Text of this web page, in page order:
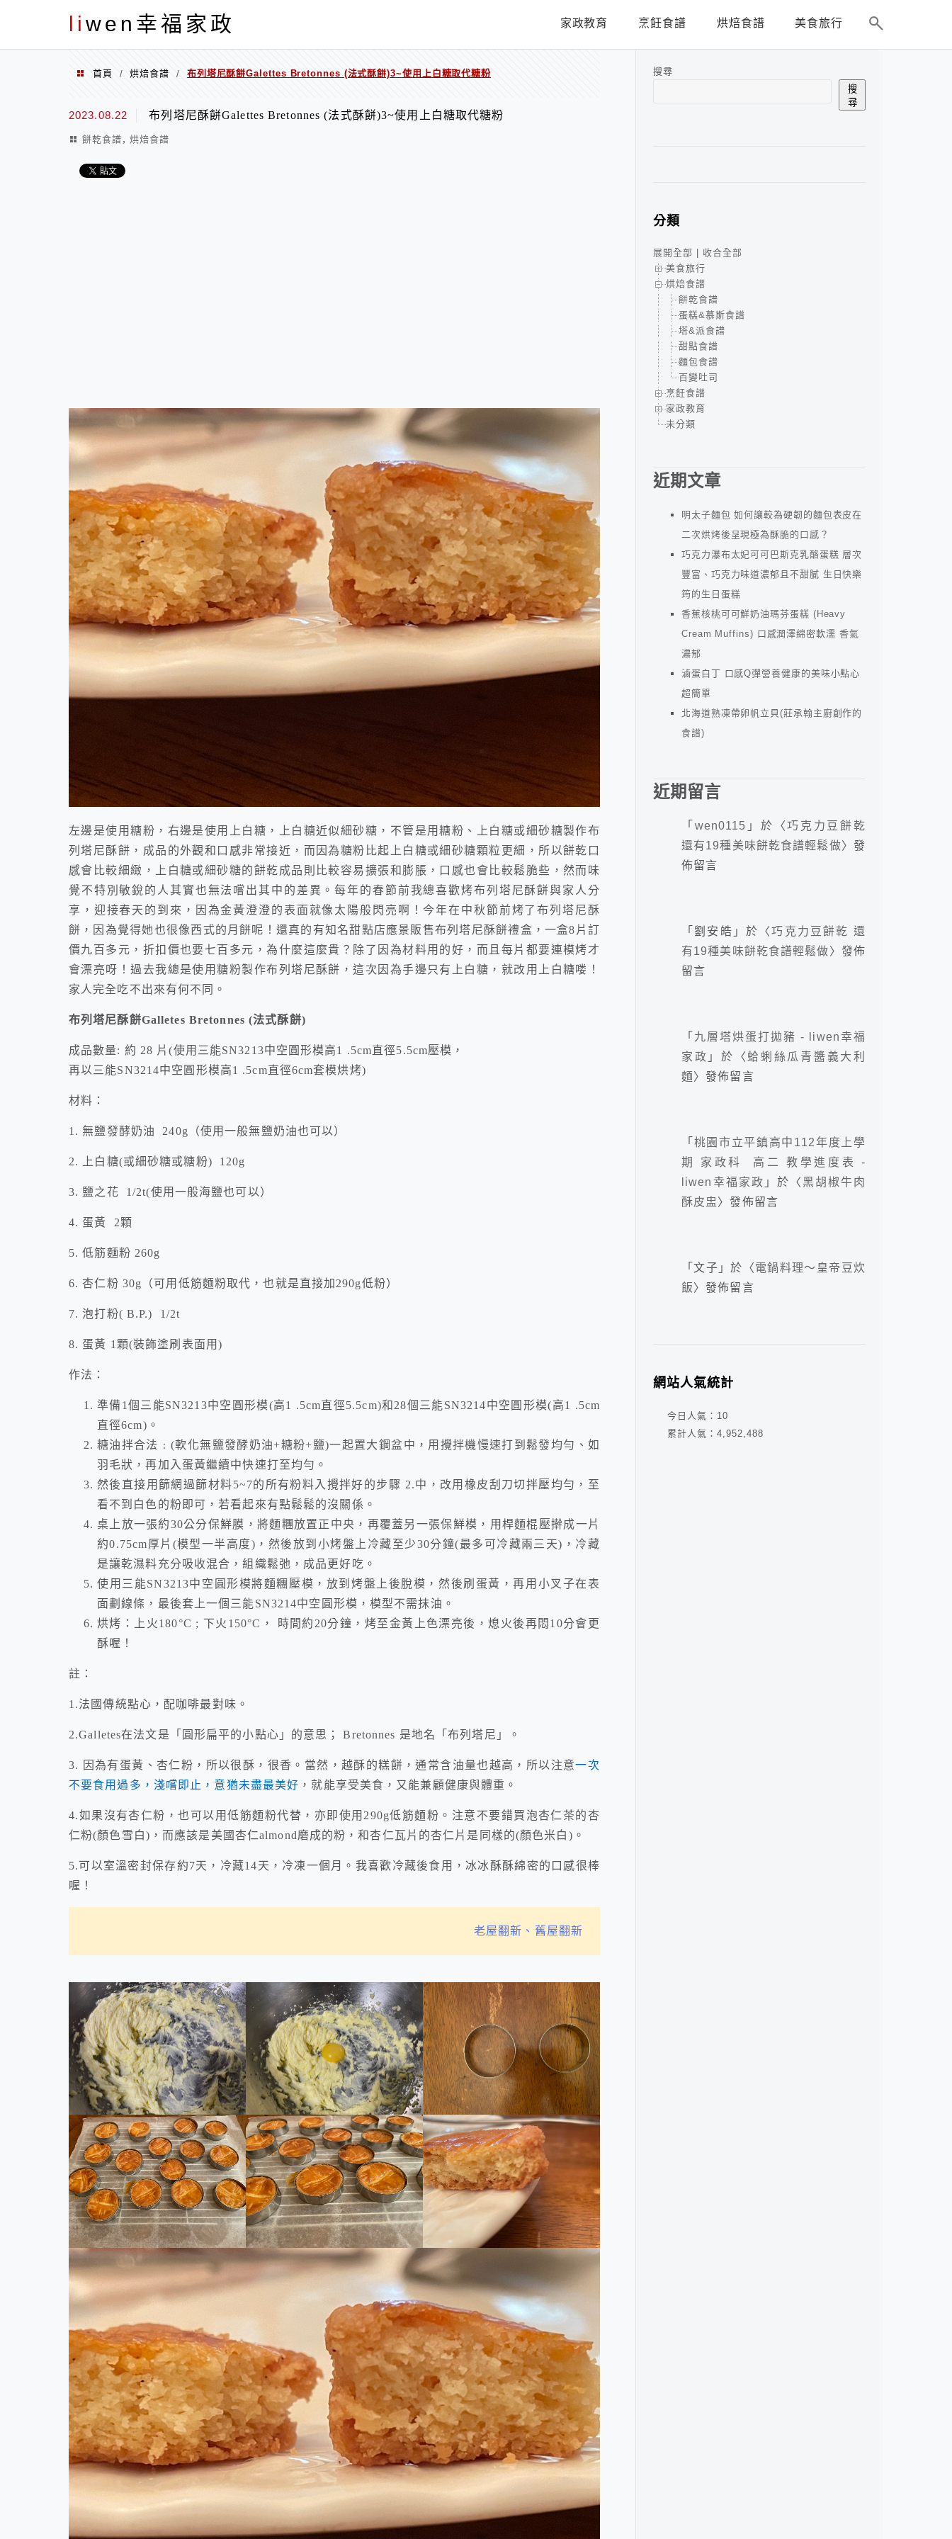
li wen幸福家政
menu
家政教育 烹飪食譜 烘焙食譜 美食旅行
首頁 / 烘焙食譜 / 布列塔尼酥餅Galettes Bretonnes (法式酥餅)3~使用上白糖取代糖粉
2023.08.22 布列塔尼酥餅Galettes Bretonnes (法式酥餅)3~使用上白糖取代糖粉
餅乾食譜 , 烘焙食譜
左邊是使用糖粉，右邊是使用上白糖，上白糖近似細砂糖，不管是用糖粉、上白糖或細砂糖製作布
列塔尼酥餅，成品的外觀和口感非常接近，而因為糖粉比起上白糖或細砂糖顆粒更細，所以餅乾口
感會比較細緻，上白糖或細砂糖的餅乾成品則比較容易擴張和膨脹，口感也會比較鬆脆些，然而味
覺不特別敏銳的人其實也無法嚐出其中的差異。每年的春節前我總喜歡烤布列塔尼酥餅與家人分
享，迎接春天的到來，因為金黃澄澄的表面就像太陽般閃亮啊！今年在中秋節前烤了布列塔尼酥
餅，因為覺得她也很像西式的月餅呢！還真的有知名甜點店應景販售布列塔尼酥餅禮盒，一盒8片訂
價九百多元，折扣價也要七百多元，為什麼這麼貴？除了因為材料用的好，而且每片都要連模烤才
會漂亮呀！過去我總是使用糖粉製作布列塔尼酥餅，這次因為手邊只有上白糖，就改用上白糖喽！
家人完全吃不出來有何不同。
布列塔尼酥餅Galletes Bretonnes (法式酥餅)
成品數量: 約 28 片(使用三能SN3213中空圓形模高1 .5cm直徑5.5cm壓模，
再以三能SN3214中空圓形模高1 .5cm直徑6cm套模烘烤)
材料：
1. 無鹽發酵奶油 240g（使用一般無鹽奶油也可以）
2. 上白糖(或細砂糖或糖粉) 120g
3. 鹽之花 1/2t(使用一般海鹽也可以）
4. 蛋黃 2顆
5. 低筋麵粉 260g
6. 杏仁粉 30g（可用低筋麵粉取代，也就是直接加290g低粉）
7. 泡打粉( B.P.) 1/2t
8. 蛋黃 1顆(裝飾塗刷表面用)
作法：
準備1個三能SN3213中空圓形模(高1 .5cm直徑5.5cm)和28個三能SN3214中空圓形模(高1 .5cm
直徑6cm)。
糖油拌合法﹕(軟化無鹽發酵奶油+糖粉+鹽)一起置大鋼盆中，用攪拌機慢速打到鬆發均勻、如
羽毛狀，再加入蛋黃繼續中快速打至均勻。
然後直接用篩網過篩材料5~7的所有粉料入攪拌好的步驟 2.中，改用橡皮刮刀切拌壓均勻，至
看不到白色的粉即可，若看起來有點鬆鬆的沒關係。
桌上放一張約30公分保鮮膜，將麵糰放置正中央，再覆蓋另一張保鮮模，用桿麵棍壓擀成一片
約0.75cm厚片(模型一半高度)，然後放到小烤盤上冷藏至少30分鐘(最多可冷藏兩三天)，冷藏
是讓乾濕料充分吸收混合，組織鬆弛，成品更好吃。
使用三能SN3213中空圓形模將麵糰壓模，放到烤盤上後脫模，然後刷蛋黃，再用小叉子在表
面劃線條，最後套上一個三能SN3214中空圓形模，模型不需抹油。
烘烤：上火180°C ; 下火150°C， 時間約20分鐘，烤至金黃上色漂亮後，熄火後再悶10分會更
酥喔！
註：
1.法國傳統點心，配咖啡最對味。
2.Galletes在法文是「圓形扁平的小點心」的意思； Bretonnes 是地名「布列塔尼」。
3. 因為有蛋黃、杏仁粉，所以很酥，很香。當然，越酥的糕餅，通常含油量也越高，所以注意一次
不要食用過多，淺嚐即止，意猶未盡最美好 ，就能享受美食，又能兼顧健康與體重。
4.如果沒有杏仁粉，也可以用低筋麵粉代替，亦即使用290g低筋麵粉。注意不要錯買泡杏仁茶的杏
仁粉(顏色雪白)，而應該是美國杏仁almond磨成的粉，和杏仁瓦片的杏仁片是同樣的(顏色米白)。
5.可以室溫密封保存約7天，冷藏14天，冷凍一個月。我喜歡冷藏後食用，冰冰酥酥綿密的口感很棒
喔！
老屋翻新、舊屋翻新
搜尋
搜
尋
分類
展開全部
收合全部
美食旅行
烘焙食譜
餅乾食譜
蛋糕&慕斯食譜
塔&派食譜
甜點食譜
麵包食譜
百變吐司
烹飪食譜
家政教育
未分類
近期文章
明太子麵包 如何讓較為硬韌的麵包表皮在
二次烘烤後呈現極為酥脆的口感？
巧克力瀑布太妃可可巴斯克乳酪蛋糕 層次
豐富、巧克力味道濃郁且不甜膩 生日快樂
筠的生日蛋糕
香蕉核桃可可鮮奶油瑪芬蛋糕 (Heavy
Cream Muffins) 口感潤澤綿密軟濡 香氣
濃郁
滷蛋白丁 口感Q彈營養健康的美味小點心
超簡單
北海道熟凍帶卵帆立貝(莊承翰主廚創作的
食譜)
近期留言
「 wen0115 」於〈巧克力豆餅乾
還有19種美味餅乾食譜輕鬆做〉發
佈留言
「劉安皓 」於〈巧克力豆餅乾 還
有19種美味餅乾食譜輕鬆做〉發佈
留言
「 九層塔烘蛋打拋豬 - liwen幸福
家政 」於〈 蛤蜊絲瓜青醬義大利
麵〉發佈留言
「 桃園市立平鎮高中112年度上學
期 家政科 高二 教學進度表 -
liwen幸福家政 」於〈 黑胡椒牛肉
酥皮盅 〉發佈留言
「文子 」於〈電鍋料理～皇帝豆炊
飯〉發佈留言
網站人氣統計
今日人氣： 10
累計人氣： 4,952,488